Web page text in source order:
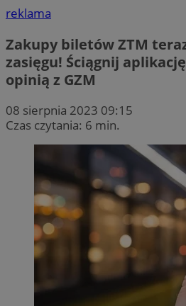
reklama
Zakupy biletów ZTM
zasięgu! Ściągnij
opinią z GZM
08 sierpnia 2023 09:15
Czas czytania: 6 min.